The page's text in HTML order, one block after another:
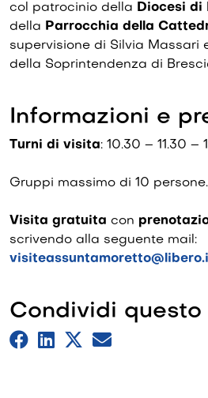
col patrocinio della Diocesi di
della Parrocchia della
supervisione di Silvia Massari
della Soprintendenza di
Informazioni e
Turni di visita: 10.30 – 11.30 –
Gruppi massimo di 10 persone.
Visita gratuita con
scrivendo alla seguente mail:
Condividi questo